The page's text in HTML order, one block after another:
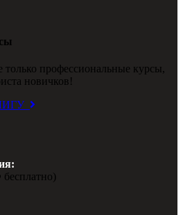
только профессиональные курсы,
новичков!